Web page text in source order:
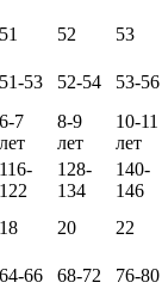
51 52
53
51-53 52-54 53-56
6-7
лет
8-9
лет
10-11
лет
116-
122
128-
134
140-
146
18 20
22
64-66 68-72 76-80